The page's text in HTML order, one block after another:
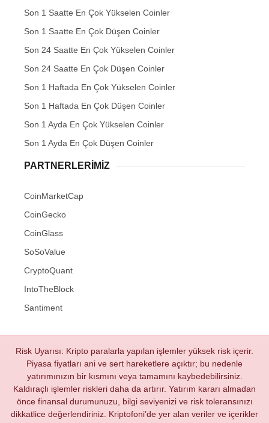
Son 1 Saatte En Çok Yükselen Coinler
Son 1 Saatte En Çok Düşen Coinler
Son 24 Saatte En Çok Yükselen Coinler
Son 24 Saatte En Çok Düşen Coinler
Son 1 Haftada En Çok Yükselen Coinler
Son 1 Haftada En Çok Düşen Coinler
Son 1 Ayda En Çok Yükselen Coinler
Son 1 Ayda En Çok Düşen Coinler
PARTNERLERIMIZ
CoinMarketCap
CoinGecko
CoinGlass
SoSoValue
CryptoQuant
IntoTheBlock
Santiment
Risk Uyarısı: Kripto paralarla yapılan işlemler yüksek risk içerir.
Piyasa fiyatları ani ve sert hareketlere açıktır; bu nedenle
yatırımınızın bir kısmını veya tamamını kaybedebilirsiniz.
Kaldıraçlı işlemler riskleri daha da artırır. Yatırım kararı almadan
önce finansal durumunuzu, bilgi seviyenizi ve risk toleransınızı
dikkatlice değerlendiriniz. Kriptofoni’de yer alan veriler ve içerikler